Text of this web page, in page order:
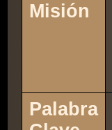
Misión
Palabra